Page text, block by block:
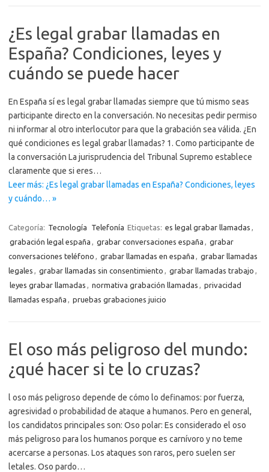
¿Es legal grabar llamadas en
España? Condiciones, leyes y
cuándo se puede hacer
En España sí es legal grabar llamadas siempre que tú mismo seas
participante directo en la conversación. No necesitas pedir permiso
ni informar al otro interlocutor para que la grabación sea válida. ¿En
qué condiciones es legal grabar llamadas? 1. Como participante de
la conversación La jurisprudencia del Tribunal Supremo establece
claramente que si eres…
Leer más: ¿Es legal grabar llamadas en España? Condiciones, leyes
y cuándo… »
Categoría: Tecnología Telefonía Etiquetas: es legal grabar llamadas ,
grabación legal españa , grabar conversaciones españa , grabar
conversaciones teléfono , grabar llamadas en españa , grabar llamadas
legales , grabar llamadas sin consentimiento , grabar llamadas trabajo ,
leyes grabar llamadas , normativa grabación llamadas , privacidad
llamadas españa , pruebas grabaciones juicio
El oso más peligroso del mundo:
¿qué hacer si te lo cruzas?
l oso más peligroso depende de cómo lo definamos: por fuerza,
agresividad o probabilidad de ataque a humanos. Pero en general,
los candidatos principales son: Oso polar: Es considerado el oso
más peligroso para los humanos porque es carnívoro y no teme
acercarse a personas. Los ataques son raros, pero suelen ser
letales. Oso pardo…